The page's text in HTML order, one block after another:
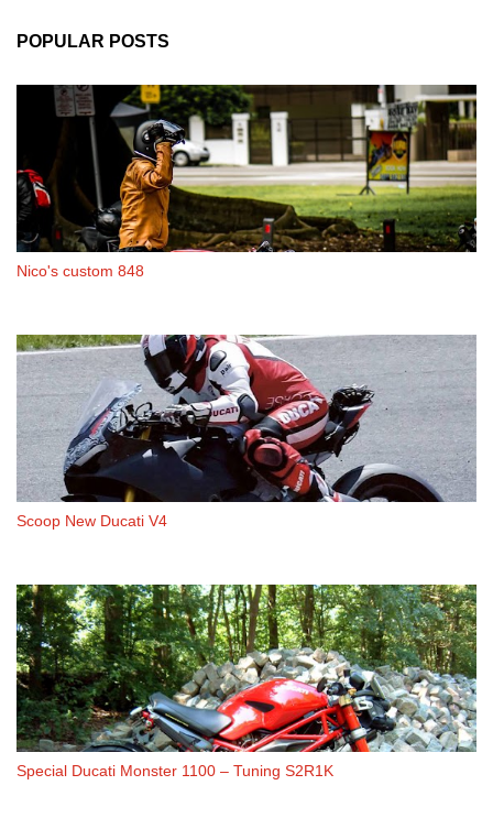
POPULAR POSTS
Nico's custom 848
Scoop New Ducati V4
Special Ducati Monster 1100 – Tuning S2R1K